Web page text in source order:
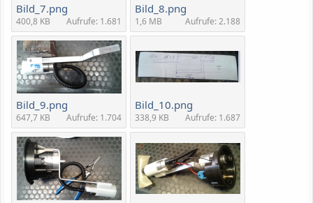
Bild_7.png
400,8 KB Aufrufe: 1.681
Bild_8.png
1,6 MB Aufrufe: 2.188
Bild_9.png
647,7 KB Aufrufe: 1.704
Bild_10.png
338,9 KB Aufrufe: 1.687